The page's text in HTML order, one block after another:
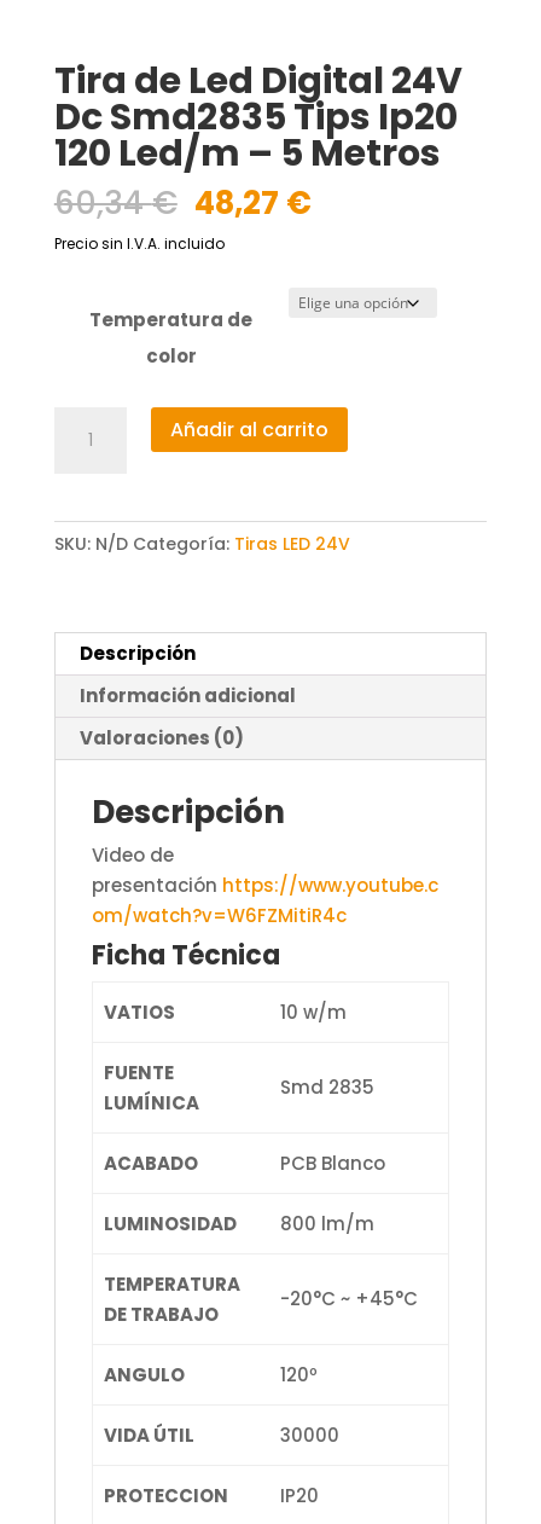
Tira de Led Digital 24V
Dc Smd2835 Tips Ip20
120 Led/m – 5 Metros
60,34€ El
precio
original
60,34 €.
48,27 €El
es:
48,27 €.
Precio sin I.V.A. incluido
Temperatura de
color
24V
Tips
Ip20
120
Led/m
–
Metros
cantidad
Añadir al carrito
SKU: N/D Categoría: Tiras LED 24V
Descripción
Información adicional
Valoraciones (0)
Descripción
Video de
presentación https://www.youtube.c
om/watch?v=W6FZMitiR4c
Ficha Técnica
VATIOS 10 w/m
FUENTE
LUMÍNICA
Smd 2835
ACABADO PCB Blanco
LUMINOSIDAD 800 lm/m
TEMPERATURA
DE TRABAJO
-20°C ~ +45°C
ANGULO 120º
VIDA ÚTIL 30000
PROTECCION IP20